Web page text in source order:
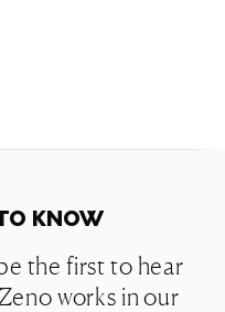
KNOW
the first to hear
works in our